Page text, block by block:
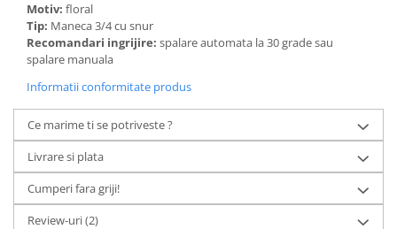
Motiv: floral
Tip: Maneca 3/4 cu snur
Recomandari ingrijire: spalare automata la 30 grade sau
spalare manuala
Informatii conformitate produs
Ce marime ti se potriveste ?
Livrare si plata
Cumperi fara griji!
Review-uri(2)